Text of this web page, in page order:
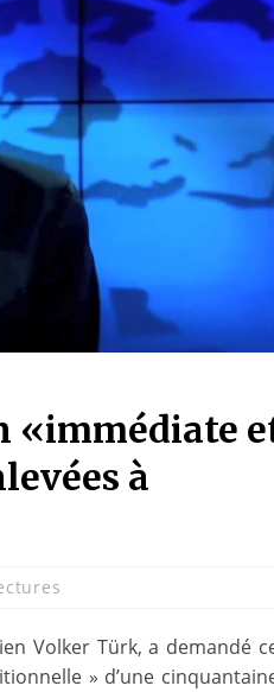
«immédiate
à
Volker Türk, a demandé
» d’une